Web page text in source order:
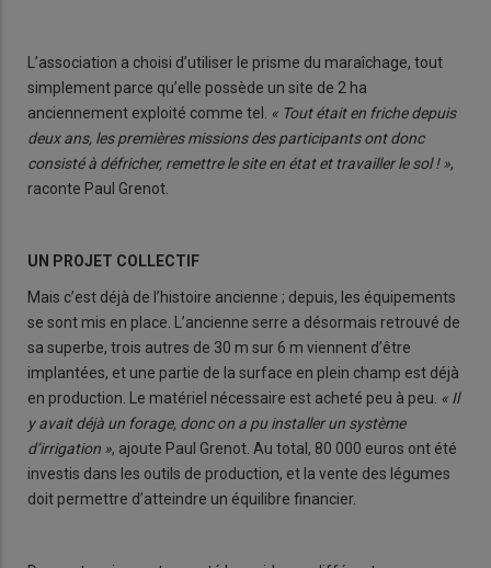
L’association a choisi d’utiliser le prisme du maraîchage, tout
simplement parce qu’elle possède un site de 2 ha
anciennement exploité comme tel. « Tout était en friche depuis
deux ans, les premières missions des participants ont donc
consisté à défricher, remettre le site en état et travailler le sol ! »,
raconte Paul Grenot.
UN PROJET COLLECTIF
Mais c’est déjà de l’histoire ancienne ; depuis, les équipements
se sont mis en place. L’ancienne serre a désormais retrouvé de
sa superbe, trois autres de 30 m sur 6 m viennent d’être
implantées, et une partie de la surface en plein champ est déjà
en production. Le matériel nécessaire est acheté peu à peu. « Il
y avait déjà un forage, donc on a pu installer un système
d’irrigation », ajoute Paul Grenot. Au total, 80 000 euros ont été
investis dans les outils de production, et la vente des légumes
doit permettre d’atteindre un équilibre financier.